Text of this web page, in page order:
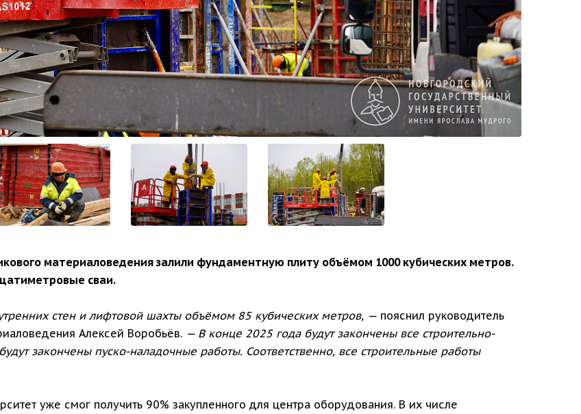
материаловедения залили фундаментную плиту объёмом 1000 кубических метров.
сваи.
стен и лифтовой шахты объёмом 85 кубических метров, — пояснил руководитель
Алексей Воробьёв. — В конце 2025 года будут закончены все строительно-
закончены пуско-наладочные работы. Соответственно, все строительные работы
уже смог получить 90% закупленного для центра оборудования. В их числе